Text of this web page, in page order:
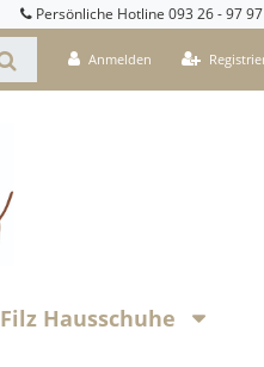
Persönliche Hotline 093 26 - 97
Anmelden
Filz Hausschuhe